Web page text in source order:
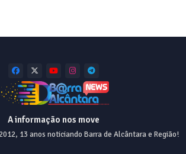
A informação nos move
13 anos noticiando Barra de Alcântara e Região!